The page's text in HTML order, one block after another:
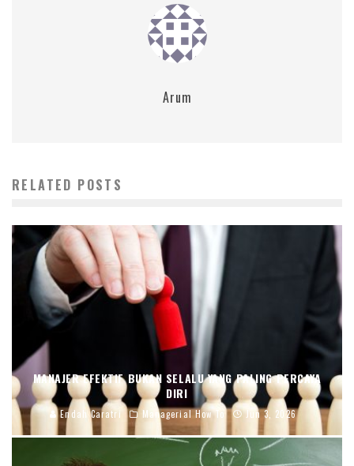
Arum
RELATED POSTS
MANAJER EFEKTIF BUKAN SELALU YANG PALING PERCAYA
DIRI
Endah Caratri Managerial How To Jun 3, 2026